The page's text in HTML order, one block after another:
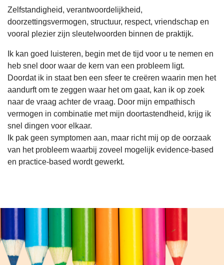
Zelfstandigheid, verantwoordelijkheid,
doorzettingsvermogen, structuur, respect, vriendschap en
vooral plezier zijn sleutelwoorden binnen de praktijk.
Ik kan goed luisteren, begin met de tijd voor u te nemen en
heb snel door waar de kern van een probleem ligt.
Doordat ik in staat ben een sfeer te creëren waarin men het
aandurft om te zeggen waar het om gaat, kan ik op zoek
naar de vraag achter de vraag. Door mijn empathisch
vermogen in combinatie met mijn doortastendheid, krijg ik
snel dingen voor elkaar.
Ik pak geen symptomen aan, maar richt mij op de oorzaak
van het probleem waarbij zoveel mogelijk evidence-based
en practice-based wordt gewerkt.